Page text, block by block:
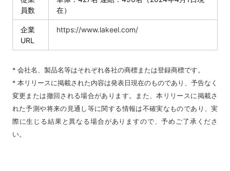
員数
在）
企業
URL
https://www.lakeel.com/
* 会社名、製品名等はそれぞれ各社の商標または登録商標です。
* 本リリースに掲載された内容は発表日現在のものであり、予告なく
変更または撤回される場合があります。また、本リリースに掲載さ
れた予測や将来の見通し等に関する情報は不確実なものであり、実
際に生じる結果と異なる場合がありますので、予めご了承くださ
い。